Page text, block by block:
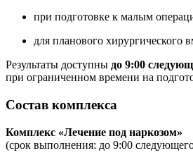
при подготовке к малым
для планового хирургического
Результаты доступны до 9:00
при ограниченном времени на
Состав комплекса
Комплекс «Лечение под наркозом»
(срок выполнения: до 9:00